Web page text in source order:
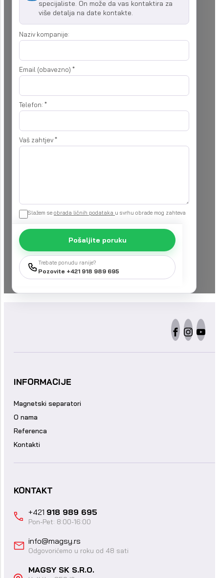
specijaliste. On može da vas kontaktira za
više detalja na date kontakte.
Naziv kompanije:
Email (obavezno) *
Telefon: *
Vaš zahtjev*
Slažem se obrada ličnih podataka u svrhu obrade mog zahteva
Pošaljite poruku
Trebate ponudu ranije?
Pozovite +421 918 989 695
INFORMACIJE
Magnetski separatori
O nama
Referenca
Kontakti
KONTAKT
+421 918 989 695
Pon-Pet: 8:00-16:00
info@magsy.rs
Odgovorićemo u roku od 48 sati
MAGSY SK S.R.O.